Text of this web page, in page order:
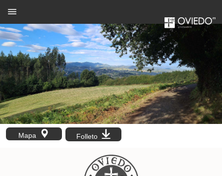
Mapa Folleto